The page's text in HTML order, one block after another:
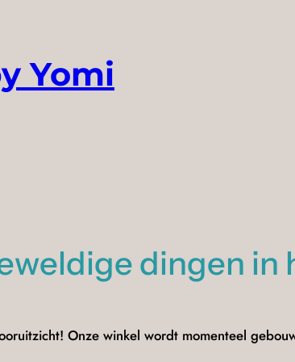
Yomi
dingen in
Onze winkel wordt momenteel